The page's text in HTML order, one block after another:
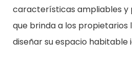
características ampliables y
que brinda a los propietarios
diseñar su espacio habitable